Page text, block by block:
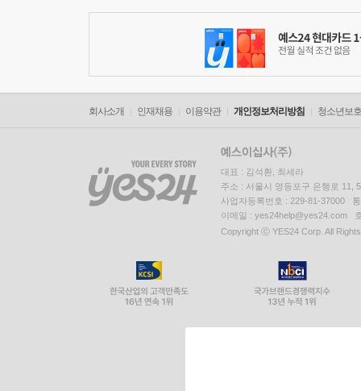
회사소개 인재채용 이용약관 개인정보처리방침 청소년보
대표 : 김석환, 최세라
주소 : 서울시 영등포구 은행로 11,
사업자등록번호 : 229-81-37000
이메일 : yes24help@yes24.com
Copyright ⓒ YES24 Corp. All